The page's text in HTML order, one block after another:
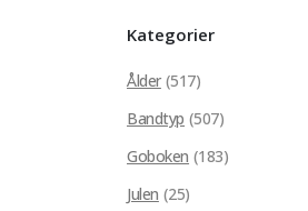
Kategorier
Ålder (517)
Bandtyp (507)
Goboken (183)
Julen (25)